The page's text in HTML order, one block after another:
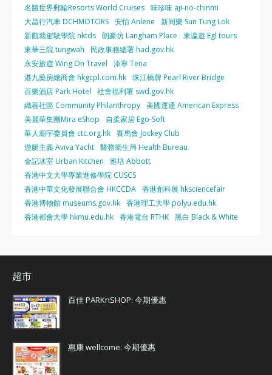
名勝世界郵輪Resorts World Cruises 味珍味 aji-no-chinmi
大昌行汽車 DCHMOTORS 安怡 Anlene
新同樂 Sun Tung Lok
新觀塘駕駛學院 nktds 朗豪坊 Langham Place
東瀛遊 Egl tours
東華三院 tungwah
民政事務總署 had.gov.hk
永安旅遊 Wing On Travel
添寧 Tena
港九藥房總商會 hkgcpl.com.hk 珠江橋牌 Pearl River Bridge
百樂酒店 Park Hotel
社會福利署 swd.gov.hk
織善社區 Community Philanthropy 美國運通 American Express
美麗華集團Mira eShop
自柔家居 Ego-Soft
華人廟宇委員會 ctc.org.hk 賽馬會 Jockey Club
遊艇主義 Aviva Yacht 醫務衛生局 Health Bureau
金記冰室 Urban Kitchen
雅培 Abbott
香港中文大學專業進修學院 CUSCS
香港中華文化發展聯合會 HKCCDA 香港創科展 hksciencefair
香港博物館 museums.gov.hk 香港理工大學 polyu.edu.hk
香港都會大學 hkmu.edu.hk 香港電台 RTHK 黑白 Black & White
超市
百佳 PARKnSHOP: 今期優惠
惠康 wellcome: 今期優惠